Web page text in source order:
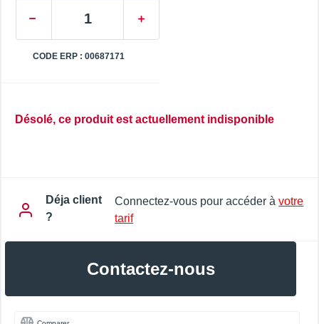
CODE ERP : 00687171
Désolé, ce produit est actuellement indisponible
Déja client
?
Connectez-vous pour accéder àvotre
tarif
Contactez-nous